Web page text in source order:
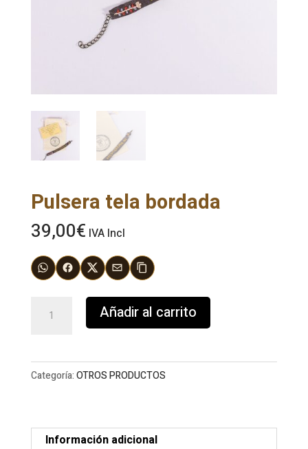
Pulsera tela bordada
39,00€ IVA Incl
cantidad
Añadir al carrito
Categoría:OTROS PRODUCTOS
Información adicional